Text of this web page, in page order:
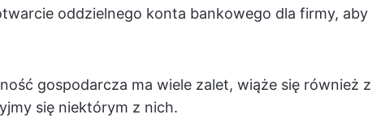
oddzielnego konta bankowego dla firmy, aby
gospodarcza ma wiele zalet, wiąże się również z
się niektórym z nich.